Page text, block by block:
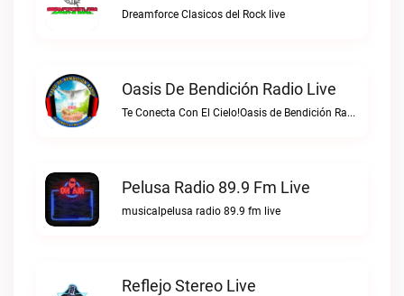
Dreamforce Clasicos del Rock live
Oasis De Bendición Radio Live
Te Conecta Con El Cielo!Oasis de Bendición Radio live
Pelusa Radio 89.9 Fm Live
musicalpelusa radio 89.9 fm live
Reflejo Stereo Live